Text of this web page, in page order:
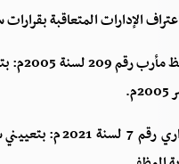
الإدارات المتعاقبة
قرار
الأمر الإداري رقم 7